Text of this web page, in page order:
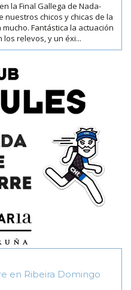
la Final Gallega de Nada-
nuestros chicos y chicas de la
Fantástica la actuación
relevos, y un éxi...
en Ribeira Domingo